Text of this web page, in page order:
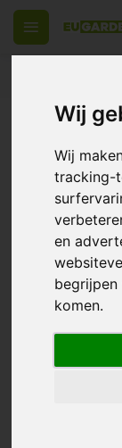
Wij
Wij
tracking-
en
begrijpen
komen.
Back
Dutch
0/